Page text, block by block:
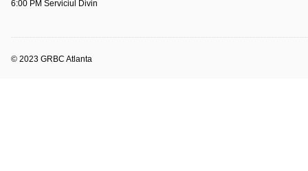
6:00 PM Serviciul Divin
© 2023 GRBC Atlanta